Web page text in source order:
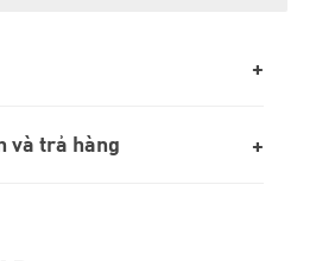
và trả hàng